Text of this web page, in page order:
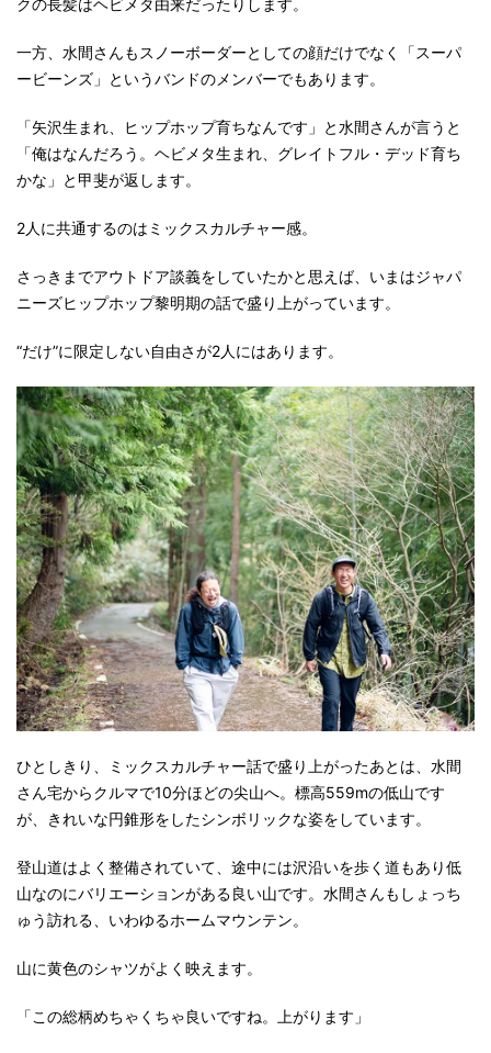
クの長髪はヘビメタ由来だったりします。
一方、水間さんもスノーボーダーとしての顔だけでなく「スーパ
ービーンズ」というバンドのメンバーでもあります。
「矢沢生まれ、ヒップホップ育ちなんです」と水間さんが言うと
「俺はなんだろう。ヘビメタ生まれ、グレイトフル・デッド育ち
かな」と甲斐が返します。
2人に共通するのはミックスカルチャー感。
さっきまでアウトドア談義をしていたかと思えば、いまはジャパ
ニーズヒップホップ黎明期の話で盛り上がっています。
“だけ”に限定しない自由さが2人にはあります。
ひとしきり、ミックスカルチャー話で盛り上がったあとは、水間
さん宅からクルマで10分ほどの尖山へ。標高559mの低山です
が、きれいな円錐形をしたシンボリックな姿をしています。
登山道はよく整備されていて、途中には沢沿いを歩く道もあり低
山なのにバリエーションがある良い山です。水間さんもしょっち
ゅう訪れる、いわゆるホームマウンテン。
山に黄色のシャツがよく映えます。
「この総柄めちゃくちゃ良いですね。上がります」